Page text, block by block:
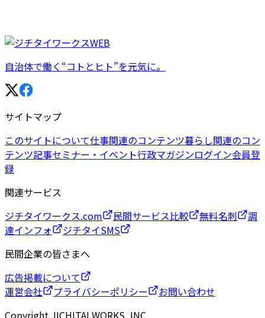
自治体で働く“コトとヒト”を元気に。
サイトマップ
このサイトについて仕事関連のコンテンツ暮らし関連のコン
テンツ記事セミナー・イベント行政マガジンログイン会員登
録
関連サービス
ジチタイワークス.com
民間サービス比較 無料名刺
調
達インフォ
ジチタイSMS
民間企業の皆さまへ
広告掲載について
運営会社
プライバシーポリシー
お問い合わせ
Copyright JICHITAI WORKS, INC.